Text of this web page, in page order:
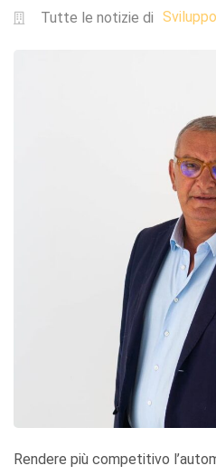
Tutte le notizie di
Rendere più competitivo